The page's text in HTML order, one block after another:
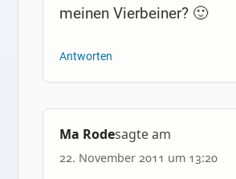
meinen Vierbeiner? 🙂
Antworten
Ma Rodesagte am
22. November 2011 um 13:20